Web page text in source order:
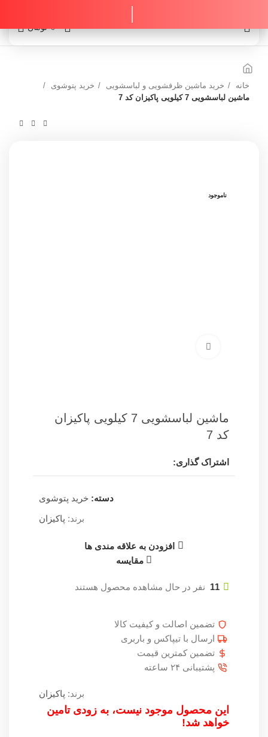
تومان 0
خانه خرید ماشین ظرفشویی و لباسشویی
خرید پتوشوی
ماشین لباسشویی 7 کیلویی پاکیزان کد 7
ناموجود
ماشین لباسشویی 7 کیلویی پاکیزان
کد 7
اشتراک گذاری:
دسته: خرید پتوشوی
برند: پاکیزان
افزودن به علاقه مندی ها
مقایسه
11 نفر در حال مشاهده محصول هستند
تضمین اصالت و کیفیت کالا
ارسال با تیپاکس و باربری
تضمین کمترین قیمت
پشتیبانی ۲۴ ساعته
برند: پاکیزان
این محصول موجود نیست، به زودی تامین
خواهد شد!